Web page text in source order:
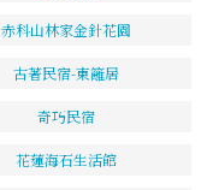
赤科山林家金針花園
古著民宿-東籬居
奇巧民宿
花蓮海石生活館